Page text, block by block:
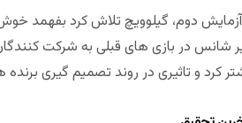
دوم، گیلوویچ تلاش کرد بفهمد خوش
شانس در بازی های قبلی به شرکت
کرد و تاثیری در روند تصمیم گیری